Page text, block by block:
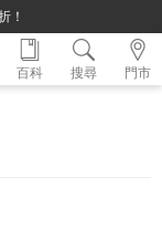
！
門市
百科 搜尋